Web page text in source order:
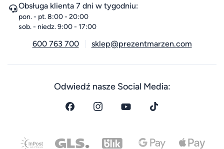
Obsługa klienta 7 dni w tygodniu:
pon. - pt. 8:00 - 20:00
sob. - niedz. 9:00 - 17:00
600 763 700 sklep@prezentmarzen.com
Odwiedź nasze Social Media: